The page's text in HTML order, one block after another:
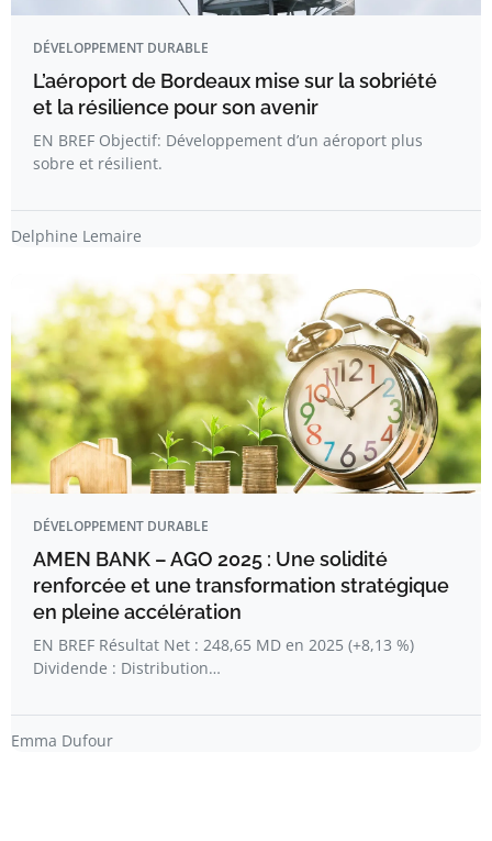
DÉVELOPPEMENT DURABLE
L’aéroport de Bordeaux mise sur la sobriété
et la résilience pour son avenir
EN BREF Objectif: Développement d’un aéroport plus
sobre et résilient.
Delphine Lemaire
DÉVELOPPEMENT DURABLE
AMEN BANK – AGO 2025 : Une solidité
renforcée et une transformation stratégique
en pleine accélération
EN BREF Résultat Net : 248,65 MD en 2025 (+8,13 %)
Dividende : Distribution…
Emma Dufour